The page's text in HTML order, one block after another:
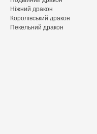
Ніжний дракон
Королівський дракон
Пекельний дракон